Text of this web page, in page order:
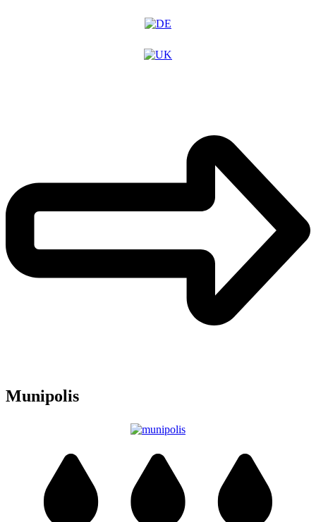
Munipolis